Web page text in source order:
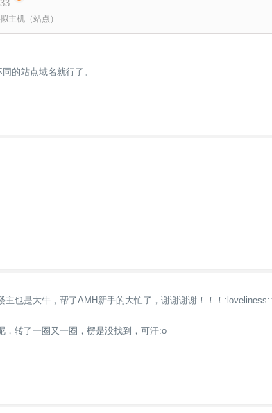
主机（站点）
的站点域名就行了。
主也是大牛，帮了AMH新手的大忙了，谢谢谢谢！！！
，转了一圈又一圈，楞是没找到，可汗:o